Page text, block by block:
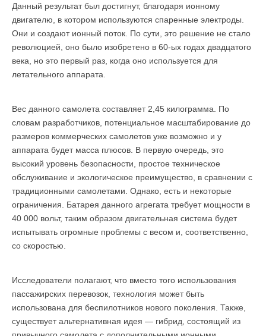
Данный результат был достигнут, благодаря ионному
двигателю, в котором используются спаренные электроды.
Они и создают ионный поток. По сути, это решение не стало
революцией, оно было изобретено в 60-ых годах двадцатого
века, но это первый раз, когда оно используется для
летательного аппарата.
Вес данного самолета составляет 2,45 килограмма. По
словам разработчиков, потенциальное масштабирование до
размеров коммерческих самолетов уже возможно и у
аппарата будет масса плюсов. В первую очередь, это
высокий уровень безопасности, простое техническое
обслуживание и экологическое преимущество, в сравнении с
традиционными самолетами. Однако, есть и некоторые
ограничения. Батарея данного агрегата требует мощности в
40 000 вольт, таким образом двигательная система будет
испытывать огромные проблемы с весом и, соответственно,
со скоростью.
Исследователи полагают, что вместо того использования
пассажирских перевозок, технология может быть
использована для беспилотников нового поколения. Также,
существует альтернативная идея — гибрид, состоящий из